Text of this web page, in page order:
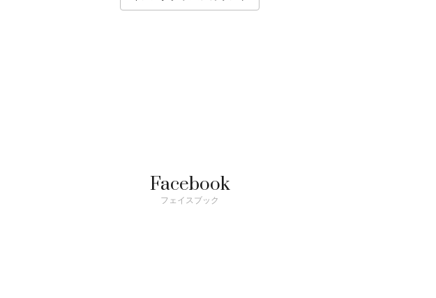
Facebook
フェイスブック